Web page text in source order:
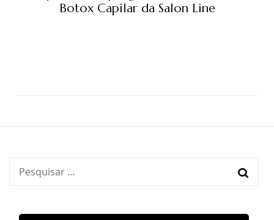
Botox Capilar da Salon Line
Pesquisar